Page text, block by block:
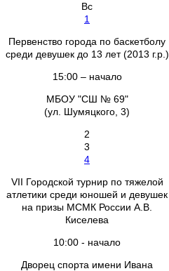
Вс
1
Первенство города по баскетболу
среди девушек до 13 лет (2013 г.р.)
15:00 – начало
МБОУ "СШ № 69"
(ул. Шумяцкого, 3)
2
3
4
VII Городской турнир по тяжелой
атлетики среди юношей и девушек
на призы МСМК России А.В.
Киселева
10:00 - начало
Дворец спорта имени Ивана